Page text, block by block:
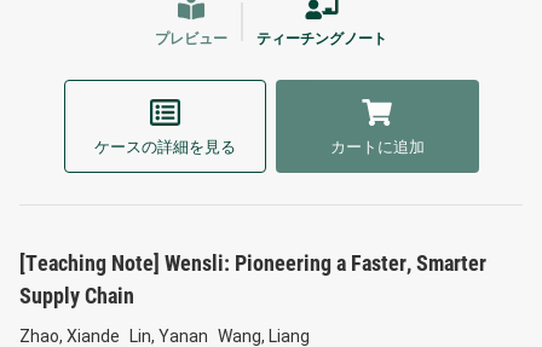
プレビュー ティーチングノート
ケースの詳細を見る カートに追加
[Teaching Note] Wensli: Pioneering a Faster, Smarter
Supply Chain
Zhao, Xiande Lin, Yanan Wang, Liang